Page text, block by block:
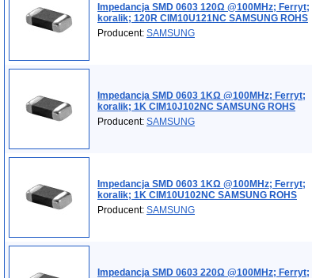
Impedancja SMD 0603 120Ω @100MHz; Ferryt;
koralik; 120R CIM10U121NC SAMSUNG ROHS
Producent: SAMSUNG
Impedancja SMD 0603 1KΩ @100MHz; Ferryt;
koralik; 1K CIM10J102NC SAMSUNG ROHS
Producent: SAMSUNG
Impedancja SMD 0603 1KΩ @100MHz; Ferryt;
koralik; 1K CIM10U102NC SAMSUNG ROHS
Producent: SAMSUNG
Impedancja SMD 0603 220Ω @100MHz; Ferryt;